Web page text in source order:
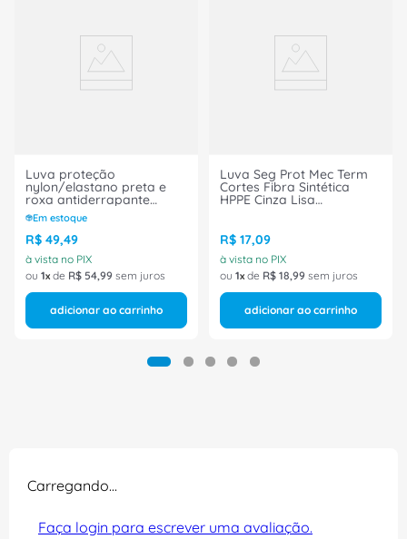
Luva proteção
nylon/elastano preta e
roxa antiderrapante
C/banho nitrílico reta
curta P MAXIDRY TOTAL
75200 Next Safety
Em estoque
R$ 49,49
à vista no PIX
ou 1 de R$ 54,99 sem juros
adicionar ao carrinho
Luva Seg Prot Mec Term
Cortes Fibra Sintética
HPPE Cinza Lisa
CA 39416
R$ 17,09
à vista no PIX
ou 1 de R$ 18,99 sem juros
adicionar ao carrinho
Carregando…
Faça login para escrever uma avaliação.